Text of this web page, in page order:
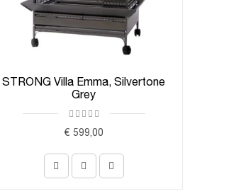
STRONG Villa Emma, Silvertone
Grey
€ 599,00